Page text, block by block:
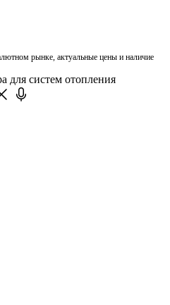
рынке, актуальные цены и наличие
для систем отопления